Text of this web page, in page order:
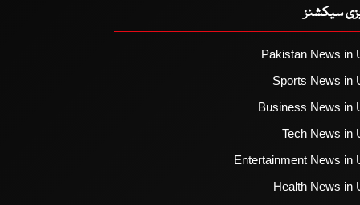
سیکشنز
Pakistan News in
Sports News in
Business News in
Tech News in
Entertainment News in
Health News in